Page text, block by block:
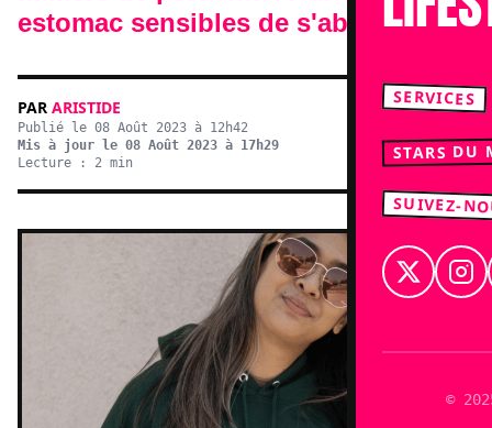
SERVICES
STARS DU
SUIVEZ-
©
estomac sensibles de s'abstenir...
PAR ARISTIDE
Publié le 08 Août 2023 à 12h42
Mis à jour le 08 Août 2023 à 17h29
Lecture : 2 min